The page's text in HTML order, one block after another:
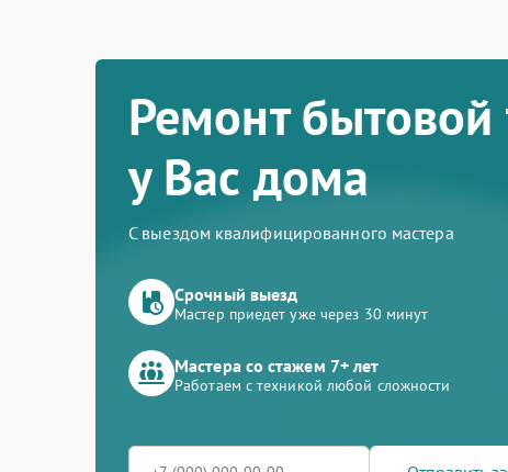
Ремонт бытовой
у Вас дома
С выездом квалифицированного мастера
Срочный выезд
Мастер приедет уже через 30 минут
Мастера со стажем 7+ лет
Работаем с техникой любой сложности